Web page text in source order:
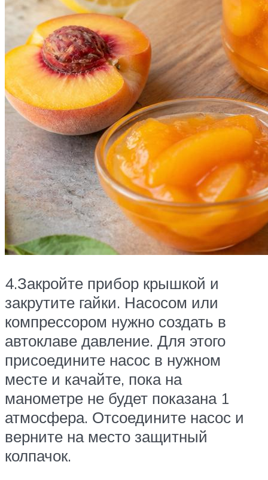
4.Закройте прибор крышкой и
закрутите гайки. Насосом или
компрессором нужно создать в
автоклаве давление. Для этого
присоедините насос в нужном
месте и качайте, пока на
манометре не будет показана 1
атмосфера. Отсоедините насос и
верните на место защитный
колпачок.